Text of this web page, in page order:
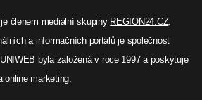
členem mediální skupiny REGION24.CZ.
a informačních portálů je společnost
byla založená v roce 1997 a poskytuje
online marketing.